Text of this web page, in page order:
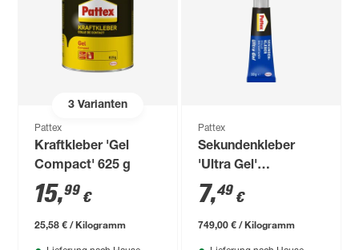
3Varianten
Pattex
Kraftkleber 'Gel
Compact' 625 g
15,99 €
25,58 € / Kilogramm
Pattex
Sekundenkleber
'Ultra Gel'
transparent 10 g
7,49 €
749,00 € / Kilogramm